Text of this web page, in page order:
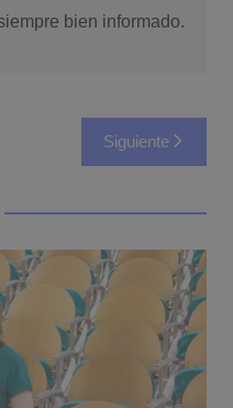
bien informado.
Siguiente